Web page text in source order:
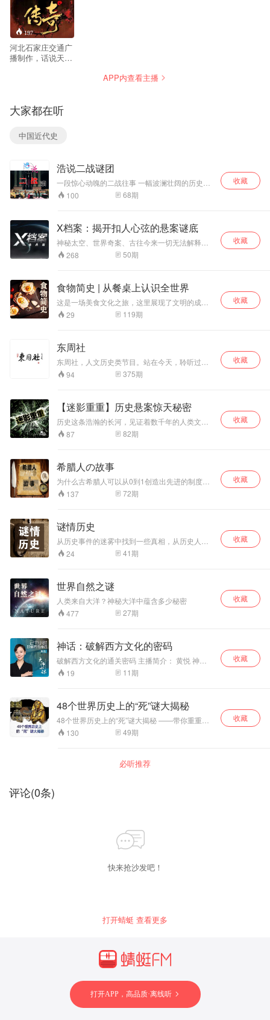
197
河北石家庄交通广
播制作，话说天下
传说，化作千古绝
唱，尽在晚星话传
APP内查看主播
大家都在听
中国近代史
浩说二战谜团
一段惊心动魄的二战往事 一幅波澜壮阔的历史画
卷 文浩亲情讲述决策内幕、战火烽烟、碧海风
波、长空迷云、特战疑踪、谍海迷影、事件谜
案、武器揭秘等诸多历史细节，耐人寻味。
100 68期
收藏
X档案：揭开扣人心弦的悬案谜底
神秘太空、世界奇案、古往今来一切无法解释的
超自然现象。
268 50期
收藏
食物简史 | 从餐桌上认识全世界
这是一场美食文化之旅，这里展现了文明的成就
与进程，从史前到现在，再到未来，作者从美食
文化的进程讲起，对关于人类饮食习惯的多个问
个世纪后的未来人又会吃什么？火、耕种与畜牧
是如何诞生的？古罗马皇帝的餐桌上有什么？中
国皇帝呢？法兰西国王呢？他们的人民又吃什
么？以人肉为食的行为真的消失了吗？性与饮食
之间又有什么关联？餐厅在何时又是如何出现
会吃？当总人口超过 100 亿后会出现食物危机
吗？明天的我们是否会被人工智能操控饮食？吃
饭还会是一种社交行为吗？…… 饮食代表在日常
生活极为重要的一部分，我们在餐桌上看到的不
轨迹。在人类历史中，食物是许多重大变化的背
后主因。在本书中，作者带领我们通过食物的角
度，了解人类的进化史。他关心的不是食物是如
何改变的，而是食物改变了什么。他讲述的是饥
社会、经济的因素包含其中。 本专辑特别鸣谢：
由雅克·阿塔利所著，天津科学技术出版社出版的
《食物简史》。如若喜欢本书，请到书店购买正
版书籍！
29 119期
收藏
东周社
东周社，人文历史类节目。站在今天，聆听过
往。 金话筒主持人「周东」主持。
94 375期
收藏
【迷影重重】历史悬案惊天秘密
历史这条浩瀚的长河，见证着数千年的人类文
明。她一路奔 流，带走了数不清的光辉事迹，留
下无数个悬疑奇案。申更伴夜以生动客观的语
场景。为青少年朋友有一个更清 晰的视角，特别
分类了【失落的文明】、【历史的悬案】、【战
争的疑云】、【名人的传奇】、【宝藏的踪影】
五大篇章。 每个篇章都以国外和国内区分，将世
界历史上长期以来备受关注的悬疑故事呈现给青
87 82期
收藏
希腊人の故事
为什么古希腊人可以从0到1创造出先进的制度和
文化？ 一言不合就开打的古希腊人，为什么可以
同生共死？ 被誉为文明基石的古希腊，为什么会
702239744
137 72期
收藏
谜情历史
从历史事件的迷雾中找到一些真相，从历史人物
的情感与思想中找到一些真实，让我们更清楚发
生过的事情，解密被掩盖的史实。如果本专辑对
24 41期
收藏
世界自然之谜
人类来自大洋？神秘大洋中蕴含多少秘密
477
27期
收藏
神话：破解西方文化的密码
破解西方文化的通关密码 主播简介： 黄悦 神话
学博士 央视《神话》系列主讲人 创意之光： 星
巴克LOGO的原型居然是一位摄魂海妖？ 艺术之
的风流韵事？ 人生之镜： 西西弗书店的名称源于
希腊神话中的悲剧人物西西弗斯？ 节目框架： 发
刊词 西方神话——一部了不起的密码本 一、希腊
罗马神话极简史（上） 二、希腊罗马神话极简史
（下） 三、从诸神之战到人神之战 四、神话与婚
想，感性的现实 七、神话与历史：唯有荣耀可以
19 11期
收藏
48个世界历史上的“死”谜大揭秘
48个世界历史上的“死”谜大揭秘 ——带你重重谜
团，寻找最真实的答案 世界之大，无奇不有，世
界之大，迷雾重重。相信在考古学家的努力之
些问题感兴趣，尽请订阅《48个世界历史上
的“死”谜大揭秘》 精心选取48个未解之谜 ——超
团，用轻松幽默的语言，带你了解事件始末，还
原神秘的世界历史。
130 49期
收藏
必听推荐
评论(0条)
快来抢沙发吧！
打开蜻蜓 查看更多
打开APP，高品质·离线听